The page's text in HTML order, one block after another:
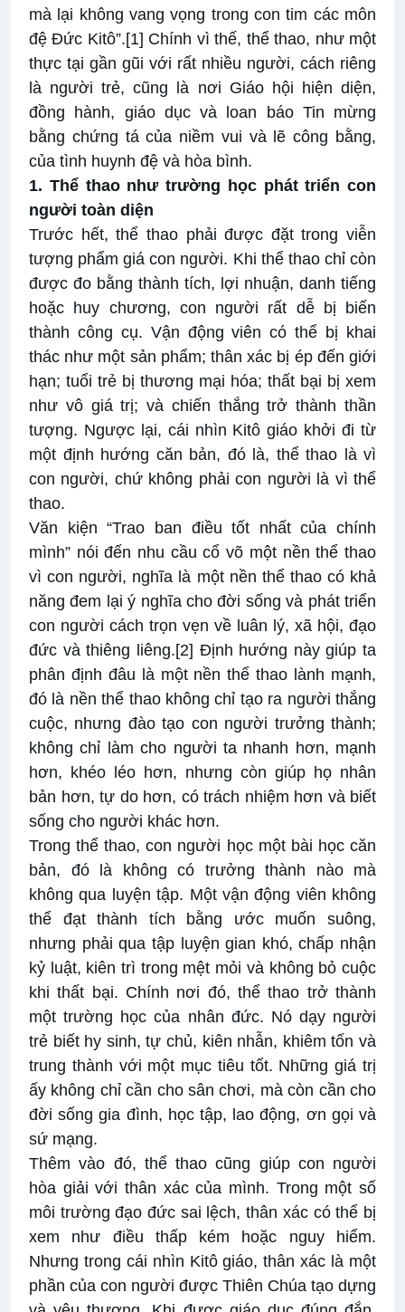
mà lại không vang vọng trong con tim các môn
đệ Đức Kitô”.[1] Chính vì thế, thể thao, như một
thực tại gần gũi với rất nhiều người, cách riêng
là người trẻ, cũng là nơi Giáo hội hiện diện,
đồng hành, giáo dục và loan báo Tin mừng
bằng chứng tá của niềm vui và lẽ công bằng,
của tình huynh đệ và hòa bình.
1. Thể thao như trường học phát triển con
người toàn diện
Trước hết, thể thao phải được đặt trong viễn
tượng phẩm giá con người. Khi thể thao chỉ còn
được đo bằng thành tích, lợi nhuận, danh tiếng
hoặc huy chương, con người rất dễ bị biến
thành công cụ. Vận động viên có thể bị khai
thác như một sản phẩm; thân xác bị ép đến giới
hạn; tuổi trẻ bị thương mại hóa; thất bại bị xem
như vô giá trị; và chiến thắng trở thành thần
tượng. Ngược lại, cái nhìn Kitô giáo khởi đi từ
một định hướng căn bản, đó là, thể thao là vì
con người, chứ không phải con người là vì thể
thao.
Văn kiện “Trao ban điều tốt nhất của chính
mình” nói đến nhu cầu cổ võ một nền thể thao
vì con người, nghĩa là một nền thể thao có khả
năng đem lại ý nghĩa cho đời sống và phát triển
con người cách trọn vẹn về luân lý, xã hội, đạo
đức và thiêng liêng.[2] Định hướng này giúp ta
phân định đâu là một nền thể thao lành mạnh,
đó là nền thể thao không chỉ tạo ra người thắng
cuộc, nhưng đào tạo con người trưởng thành;
không chỉ làm cho người ta nhanh hơn, mạnh
hơn, khéo léo hơn, nhưng còn giúp họ nhân
bản hơn, tự do hơn, có trách nhiệm hơn và biết
sống cho người khác hơn.
Trong thể thao, con người học một bài học căn
bản, đó là không có trưởng thành nào mà
không qua luyện tập. Một vận động viên không
thể đạt thành tích bằng ước muốn suông,
nhưng phải qua tập luyện gian khó, chấp nhận
kỷ luật, kiên trì trong mệt mỏi và không bỏ cuộc
khi thất bại. Chính nơi đó, thể thao trở thành
một trường học của nhân đức. Nó dạy người
trẻ biết hy sinh, tự chủ, kiên nhẫn, khiêm tốn và
trung thành với một mục tiêu tốt. Những giá trị
ấy không chỉ cần cho sân chơi, mà còn cần cho
đời sống gia đình, học tập, lao động, ơn gọi và
sứ mạng.
Thêm vào đó, thể thao cũng giúp con người
hòa giải với thân xác của mình. Trong một số
môi trường đạo đức sai lệch, thân xác có thể bị
xem như điều thấp kém hoặc nguy hiểm.
Nhưng trong cái nhìn Kitô giáo, thân xác là một
phần của con người được Thiên Chúa tạo dựng